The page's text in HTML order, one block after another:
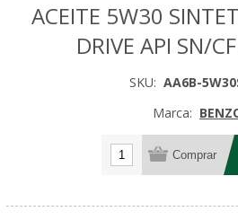
ACEITE 5W30
DRIVE API SN/
SKU: AA6B-
Marca: